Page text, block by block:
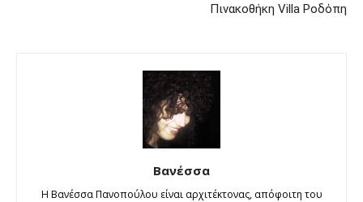
Πινακοθήκη Villa Ροδόπη
Βανέσσα
Η Βανέσσα Πανοπούλου είναι αρχιτέκτονας, απόφοιτη του